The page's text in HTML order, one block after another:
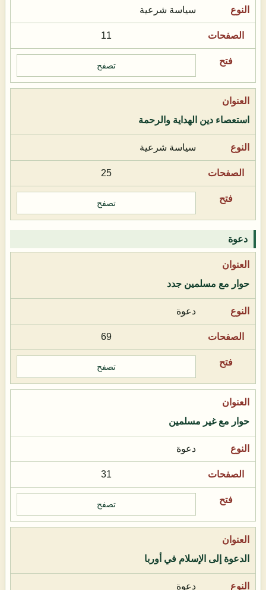
سياسة شرعية
11
تصفح
استعصاء دين الهداية والرحمة
سياسة شرعية
25
تصفح
دعوة
حوار مع مسلمين جدد
دعوة
69
تصفح
حوار مع غير مسلمين
دعوة
31
تصفح
الدعوة إلى الإسلام في أوربا
دعوة